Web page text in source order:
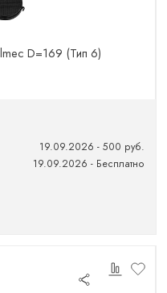
D=169 (Тип 6)
19.09.2026 - 500 руб.
19.09.2026 - Бесплатно